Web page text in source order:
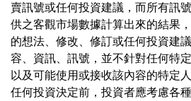
賣訊號或任何投資建議，而所有訊
供之客觀市場數據計算出來的結果
的想法、修改、修訂或任何投資建
容、資訊、訊號，並不針對任何特
以及可能使用或接收該內容的特定
任何投資決定前，投資者應考慮各